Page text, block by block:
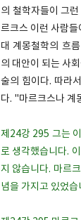
의 철학자들이 그
르크스 이런 사람
대 계몽철학의 흐
의 대안이 되는 사
술의 힘이다. 따라
다. "마르크스나 계
제24강 295 그는
로 생각했습니다.
지 않습니다. 마르
념을 가지고 있었습